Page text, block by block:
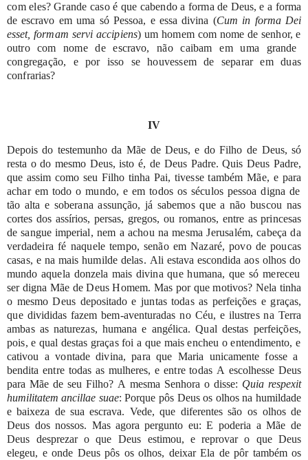
com eles?Grande caso é que cabendo a forma de Deus, e a forma
de escravo em uma só Pessoa, e essa divina (Cum in forma Dei
esset, formam servi accipiens) um homem com nome de senhor,e
outro
com nome deescravo, não caibam em uma grande
congregação,
epor isso se houvessem de separar emduas
confrarias?
IV
Depois do testemunho da Mãe de Deus, e do Filho de Deus, só
resta o do mesmo Deus, isto é, de Deus Padre. Quis Deus Padre,
que assim como seu Filho tinha Pai, tivesse também Mãe, e para
achar em todo o mundo, e em todos os séculos pessoa digna de
tão alta e soberana assunção, já sabemos que a não buscou nas
cortes dos assírios, persas, gregos, ou romanos, entre asprincesas
de sangue imperial, nem a achou na mesma Jerusalém, cabeça da
verdadeira fé naquele tempo, senão em Nazaré, povo de poucas
casas, e na mais humilde delas. Ali estava escondida aosolhos do
mundo aquela donzela mais divinaque humana, que só mereceu
ser digna Mãe de Deus Homem. Mas por quemotivos? Nela tinha
o mesmo Deus depositadoe juntas todas as perfeições e graças,
que divididas fazem bem-aventuradas no Céu, e ilustres na Terra
ambas as naturezas, humana e angélica.Qual destas perfeições,
pois, e qual destas graças foi a que mais encheu o entendimento, e
cativou a vontadedivina, para que Maria unicamente fosse a
bendita entre todas as mulheres, e entre todas A escolhesse Deus
para Mãe de seu Filho? A mesma Senhora o disse: Quia respexit
humilitatem ancillae suae: Porque pôs Deus os olhos na humildade
e baixeza de sua escrava. Vede, que diferentes são os olhos de
Deus dos nossos. Mas agora pergunto eu: E poderia a Mãe de
Deus desprezar o que Deus estimou, e reprovar o que Deus
elegeu, e onde Deus pôs os olhos, deixar Ela de pôr também os